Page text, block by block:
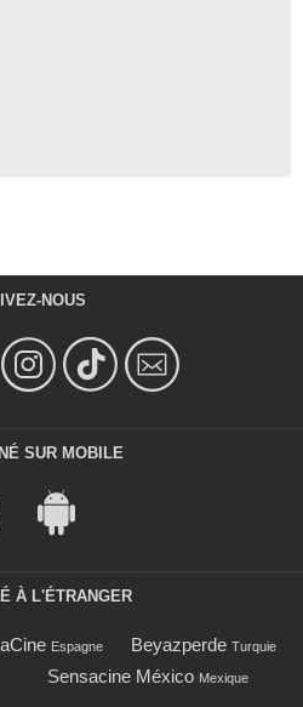
NOUS
SUR MOBILE
À L'ÉTRANGER
Espagne Beyazperde Turquie
Sensacine México Mexique